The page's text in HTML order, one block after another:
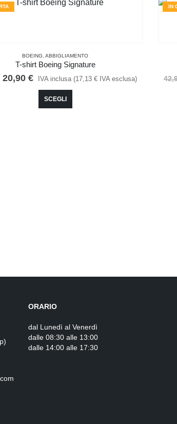
BOEING ,ABBIGLIAMENTO
T-shirt Boeing Signature
Il
20,90€Il
attuale
IVA inclusa (17,13€ IVA esclusa)
SCEGLI
Questo prodotto ha più varianti. Le opzioni possono essere scelte nella pagina del prodotto
IN
)
ORARIO
dal Lunedì al Venerdì
dalle 08:30 alle 13:00
dalle 14:00 alle 17:30